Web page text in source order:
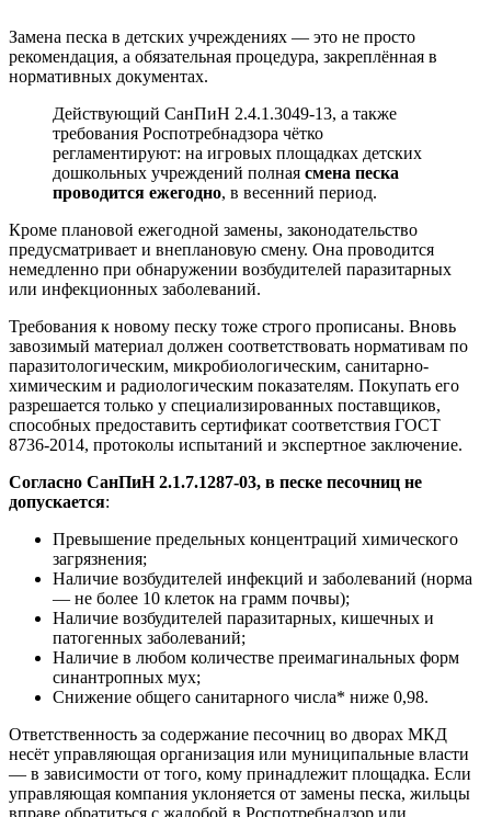
Замена песка в детских учреждениях — это не просто
рекомендация, а обязательная процедура, закреплённая в
нормативных документах.
Действующий СанПиН 2.4.1.3049-13, а также
требования Роспотребнадзора чётко
регламентируют: на игровых площадках детских
дошкольных учреждений полная смена песка
проводится ежегодно, в весенний период.
Кроме плановой ежегодной замены, законодательство
предусматривает и внеплановую смену. Она проводится
немедленно при обнаружении возбудителей паразитарных
или инфекционных заболеваний.
Требования к новому песку тоже строго прописаны. Вновь
завозимый материал должен соответствовать нормативам по
паразитологическим, микробиологическим, санитарно-
химическим и радиологическим показателям. Покупать его
разрешается только у специализированных поставщиков,
способных предоставить сертификат соответствия ГОСТ
8736-2014, протоколы испытаний и экспертное заключение.
Согласно СанПиН 2.1.7.1287-03, в песке песочниц не
допускается:
Превышение предельных концентраций химического
загрязнения;
Наличие возбудителей инфекций и заболеваний (норма
— не более 10 клеток на грамм почвы);
Наличие возбудителей паразитарных, кишечных и
патогенных заболеваний;
Наличие в любом количестве преимагинальных форм
синантропных мух;
Снижение общего санитарного числа* ниже 0,98.
Ответственность за содержание песочниц во дворах МКД
несёт управляющая организация или муниципальные власти
— в зависимости от того, кому принадлежит площадка. Если
управляющая компания уклоняется от замены песка, жильцы
вправе обратиться с жалобой в Роспотребнадзор или